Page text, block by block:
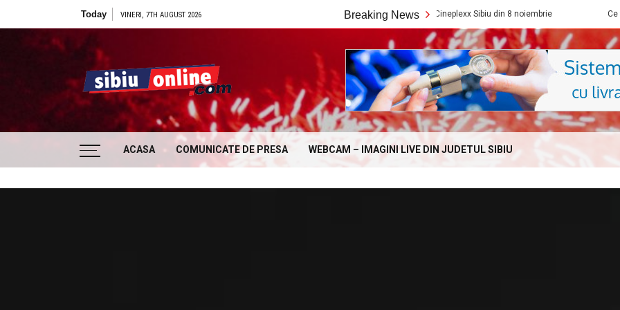
Today VINERI, 7TH AUGUST 2026 Breaking News
Ce filme noi vedem la Cineplexx Sibiu din 8 noiembrie Ce filme noi
SibiuOnline.com
… locatii si evenimente din Sibiu!!!
ACASA COMUNICATE DE PRESA WEBCAM – IMAGINI LIVE DIN JUDETUL SIBIU